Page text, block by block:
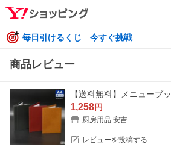
毎日引けるくじ 今すぐ挑戦
商品レビュー
1,258円
厨房用品 安吉
レビューを投稿する